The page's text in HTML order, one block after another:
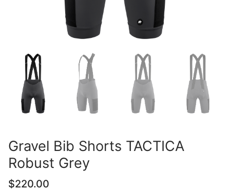
Gravel Bib Shorts TACTICA
Robust Grey
$220.00